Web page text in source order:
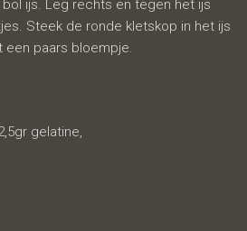
ijs. Leg rechts en tegen het ijs
Steek de ronde kletskop in het ijs
paars bloempje.
gelatine,